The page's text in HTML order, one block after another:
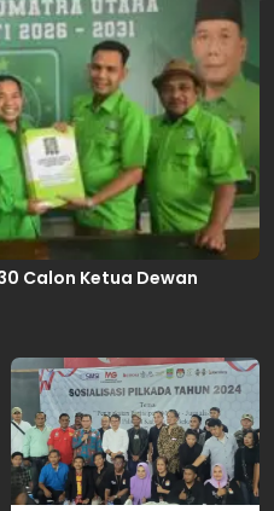
Calon Ketua Dewan